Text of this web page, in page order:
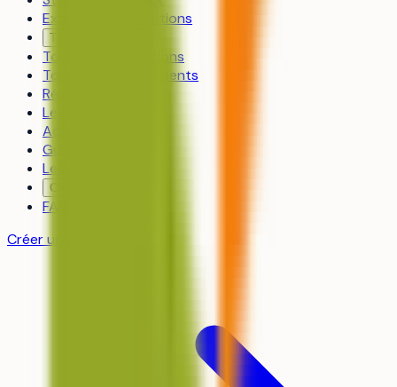
Explorer les formations
Trouver un coach
Toutes les formations
Tous les établissements
Révisions
Le média
Actualités
Guides
Les classements
Contact
FAQ
Créer un compte gratuit